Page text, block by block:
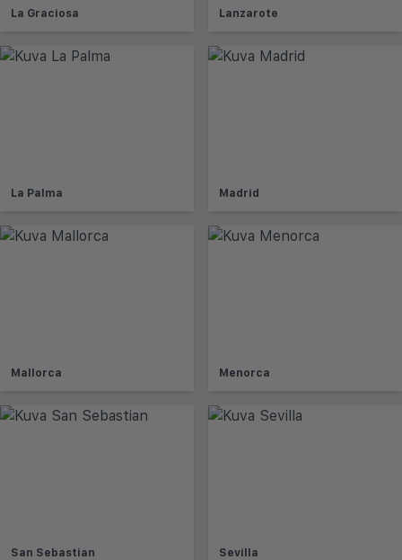
La Graciosa Lanzarote
La Palma Madrid
Mallorca Menorca
San Sebastian Sevilla